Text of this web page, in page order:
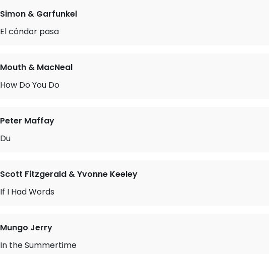
Simon & Garfunkel
El cóndor pasa
Mouth & MacNeal
How Do You Do
Peter Maffay
Du
Scott Fitzgerald & Yvonne Keeley
If I Had Words
Mungo Jerry
In the Summertime